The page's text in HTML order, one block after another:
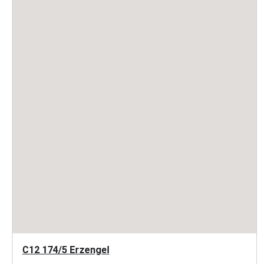
C12 174/5 Erzengel